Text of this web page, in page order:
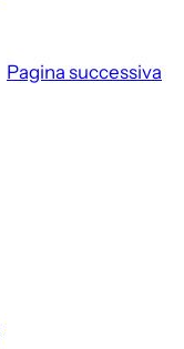
Pagina successiva